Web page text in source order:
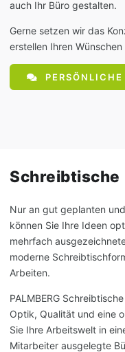
auch Ihr Büro gestalten.
Gerne setzen wir das
erstellen Ihren
Schreibtische
Nur an gut geplanten
können Sie Ihre Ideen
mehrfach
moderne
Arbeiten.
PALMBERG
Optik, Qualität und eine
Sie Ihre Arbeitswelt in
Mitarbeiter ausgelegte